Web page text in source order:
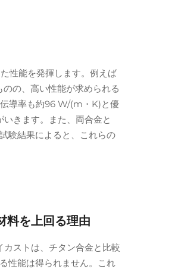
性能を発揮します。例えば
の、高い性能が求められる
導率も約96 W/(m・K)と優
きます。また、両合金と
験結果によると、これらの
料を上回る理由
ストは、チタン合金と比較
性能は得られません。これ